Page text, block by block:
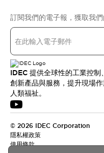
訂閱我們的電子報，獲取我
IDEC 提供全球性的工業控
創新產品與服務，提升現場
人類福祉。
© 2026 IDEC Corporation
隱私權政策
使用條款